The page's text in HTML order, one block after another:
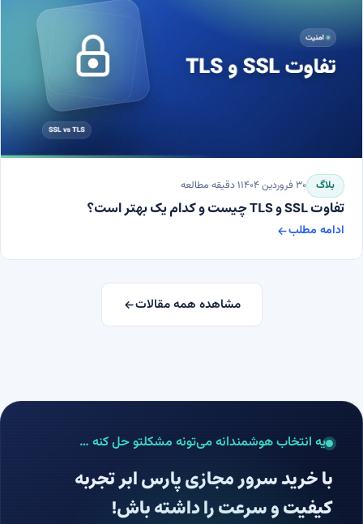
بلاگ ۳۰ فروردین ۱۴۰۴ ۱دقیقه مطالعه
تفاوت SSL و TLS چیست و کدام یک بهتر است؟
ادامه مطلب
مشاهده همه مقالات
یه انتخاب هوشمندانه می‌تونه مشکلتو حل کنه …
با خرید سرور مجازی پارس ابر تجربه
کیفیت و سرعت را داشته باش!